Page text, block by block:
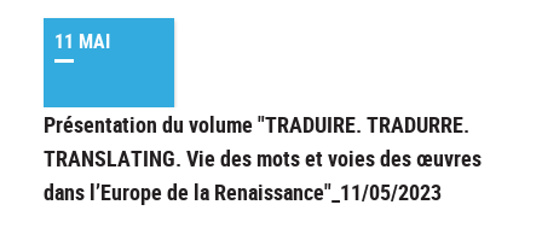
11 MAI
Présentation du volume "TRADUIRE. TRADURRE.
TRANSLATING. Vie des mots et voies des œuvres
dans l’Europe de la Renaissance"_11/05/2023